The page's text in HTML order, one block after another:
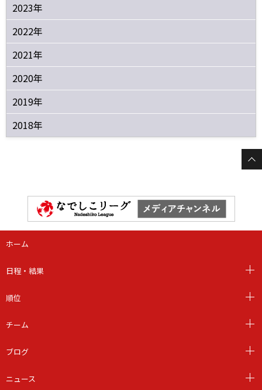
2023年
2022年
2021年
2020年
2019年
2018年
ホーム
日程・結果
順位
チーム
ブログ
ニュース